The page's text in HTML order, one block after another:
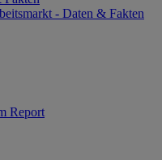
- Daten & Fakten
Report